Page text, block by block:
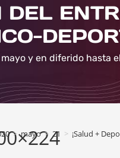
DEL
y en diferido hasta el
> mayo > 21 > ¡Salud +